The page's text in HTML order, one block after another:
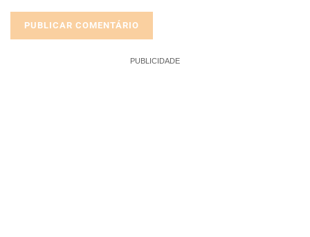
PUBLICIDADE